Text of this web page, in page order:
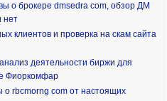
о брокере dmsedra com, обзор ДМ
нет
клиентов и проверка на скам сайта
деятельности биржи для
Фиоркомфар
rbcmorng com от настоящих